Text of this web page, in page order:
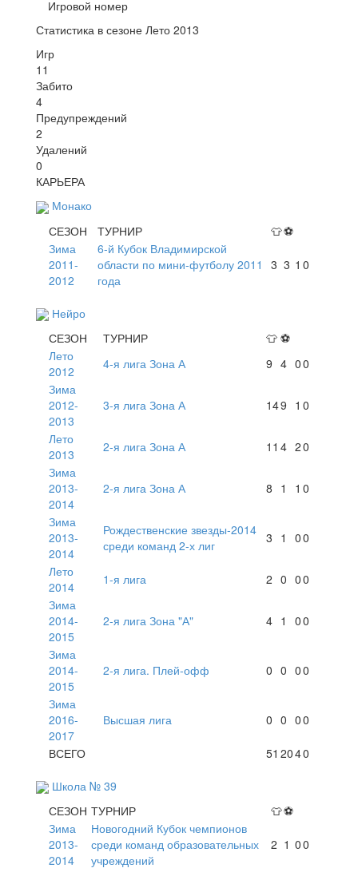
Игровой номер
Статистика в сезоне Лето 2013
Игр
11
Забито
4
Предупреждений
2
Удалений
0
КАРЬЕРА
Монако
СЕЗОН
ТУРНИР 👕⚽
Зима
2011-
2012
6-й Кубок Владимирской
области по мини-футболу 2011
года
3 3 1 0
Нейро
СЕЗОН
ТУРНИР 👕 ⚽
Лето
2012
4-я лига Зона А 9 4 00
Зима
2012-
2013
3-я лига Зона А 149 1 0
Лето
2013
2-я лига Зона А 11 4 20
Зима
2013-
2014
2-я лига Зона А 8 1 1 0
Зима
2013-
2014
Рождественские звезды-2014
среди команд 2-х лиг
3 1 00
Лето
2014
1-я лига 2 0 00
Зима
2014-
2015
2-я лига Зона "А" 4 1 00
Зима
2014-
2015
2-я лига. Плей-офф 0 0 00
Зима
2016-
2017
Высшая лига 0 0 00
ВСЕГО 51 2040
Школа № 39
СЕЗОН ТУРНИР 👕⚽
Зима
2013-
2014
Новогодний Кубок чемпионов
среди команд образовательных
учреждений
2 1 00